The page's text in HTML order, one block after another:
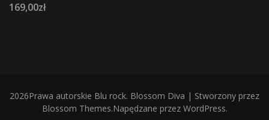
169,00zł
2026Prawa autorskie Blu rock. Blossom Diva | Stworzony przez
Blossom Themes.Napędzane przez WordPress.